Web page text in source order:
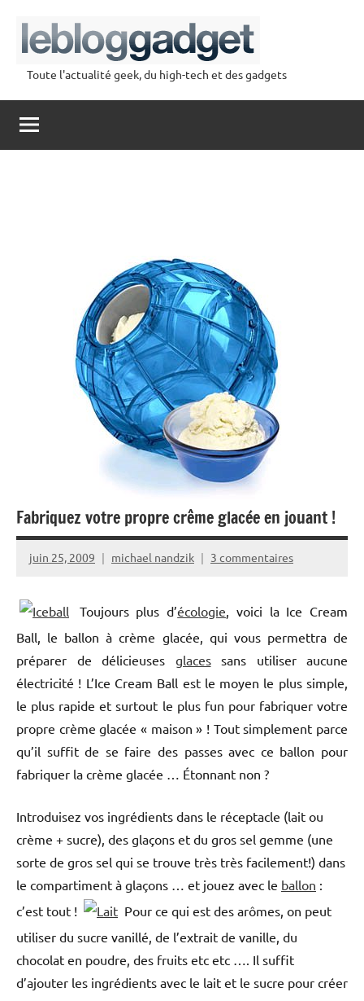
contenu
lebloggadget
Toute l'actualité geek, du high-tech et des gadgets
Fabriquez votre propre crême glacée en jouant !
juin 25, 2009 michael nandzik 3 commentaires
Toujours plus d’écologie , voici la Ice Cream
Ball, le ballon à crème glacée, qui vous permettra de
préparer de délicieuses glacessans utiliser aucune
électricité ! L’Ice Cream Ball est le moyen le plus simple,
le plus rapide et surtout le plus fun pour fabriquer votre
propre crème glacée « maison » ! Tout simplement parce
qu’il suffit de se faire des passes avec ce ballon pour
fabriquer la crème glacée … Étonnant non ?
Introduisez vos ingrédients dans le réceptacle (lait ou
crème + sucre), des glaçons et du gros sel gemme (une
sorte de gros sel qui se trouve très très facilement!) dans
le compartiment à glaçons … et jouez avec le ballon :
c’est tout !
Pour ce qui est des arômes, on peut
utiliser du sucre vanillé, de l’extrait de vanille, du
chocolat en poudre, des fruits etc etc …. Il suffit
d’ajouter les ingrédients avec le lait et le sucre pour créer